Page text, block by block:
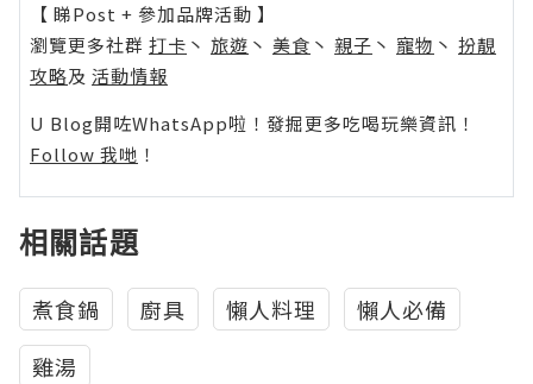
【 睇Post + 參加品牌活動 】
瀏覽更多社群 打卡 丶 旅遊 丶 美食 丶 親子 丶 寵物 丶 扮靚
攻略及 活動情報
U Blog開咗WhatsApp啦！發掘更多吃喝玩樂資訊！
Follow 我哋 ！
相關話題
煮食鍋 廚具 懶人料理
懶人必備
雞湯